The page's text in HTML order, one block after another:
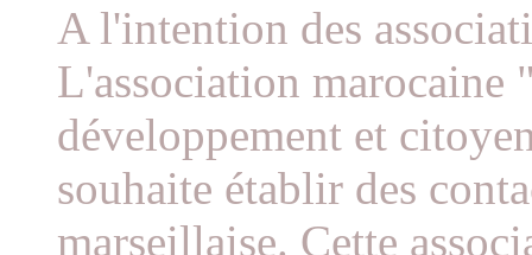
A l'intention des
L'association marocaine
développement et
souhaite établir des
marseillaise. Cette